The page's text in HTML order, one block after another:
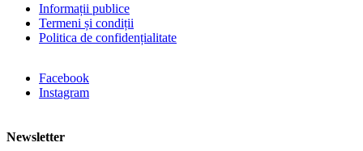
Informații publice
Termeni și condiții
Politica de confidențialitate
Facebook
Instagram
Newsletter